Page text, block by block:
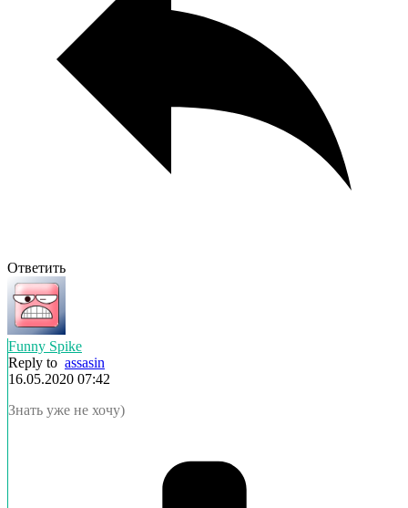
Ответить
Funny Spike
Reply to assasin
16.05.2020 07:42
Знать уже не хочу)